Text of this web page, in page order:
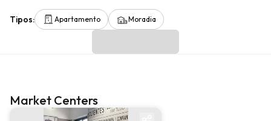
Tipos: Apartamento Moradia
Market Centers
Market center